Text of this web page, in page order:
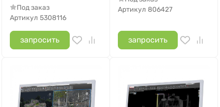
Под заказ
Артикул 5308116
запросить
Артикул 806427
запросить